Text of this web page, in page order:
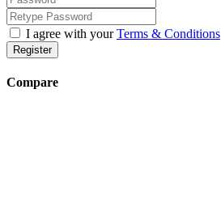
I agree with yourTerms & Conditions
Register
Compare